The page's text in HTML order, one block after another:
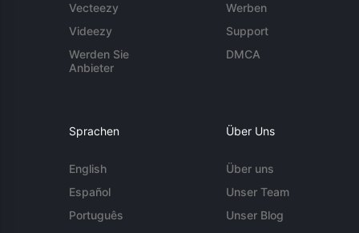
Vecteezy
Videezy
Werden Sie
Anbieter
Werben
Support
DMCA
Sprachen
English
Español
Português
Über Uns
Über uns
Unser Team
Unser Blog